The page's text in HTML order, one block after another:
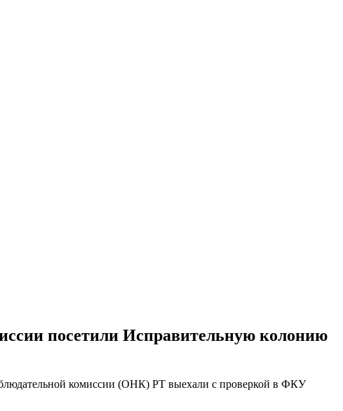
посетили Исправительную колонию
комиссии (ОНК) РТ выехали с проверкой в ФКУ